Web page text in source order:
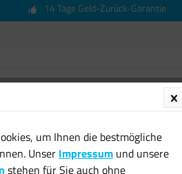
14 Tage Geld-Zurück-Garantie
11,99 €
inkl. MwSt.
um Ihnen die bestmögliche
Unser Impressum und unsere
stehen für Sie auch ohne